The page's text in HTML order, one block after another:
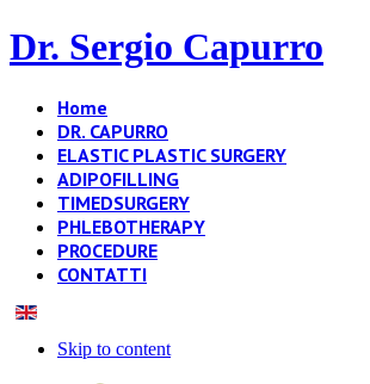
Dr. Sergio Capurro
Home
DR. CAPURRO
ELASTIC PLASTIC SURGERY
ADIPOFILLING
TIMEDSURGERY
PHLEBOTHERAPY
PROCEDURE
CONTATTI
Skip to content